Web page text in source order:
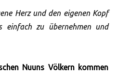
Herz und den eigenen Kopf
einfach zu übernehmen und
Nuuns Völkern kommen